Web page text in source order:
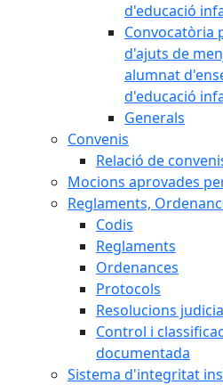
d'educació
Convocatòria
d'ajuts de
alumnat
d'educació
Generals
Convenis
Relació de
Mocions aprovades
Reglaments,
Codis
Reglaments
Ordenances
Protocols
Resolucions
Control i
documentada
Sistema d'integritat